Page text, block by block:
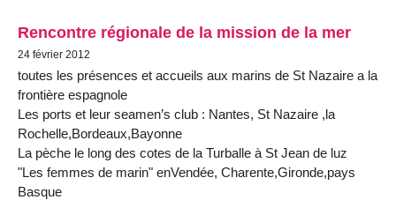
Rencontre régionale de la mission de la mer
24 février 2012
toutes les présences et accueils aux marins de St Nazaire a la
frontière espagnole
Les ports et leur seamen’s club : Nantes, St Nazaire ,la
Rochelle,Bordeaux,Bayonne
La pèche le long des cotes de la Turballe à St Jean de luz
"Les femmes de marin" enVendée, Charente,Gironde,pays
Basque